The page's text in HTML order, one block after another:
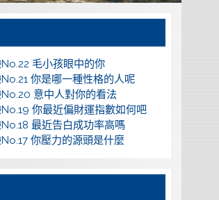
毛小孩眼中的你
你是哪一種性格的人呢
意中人對你的看法
你最近偏財運指數如何吧
最近告白成功率高嗎
你壓力的源頭是什麼